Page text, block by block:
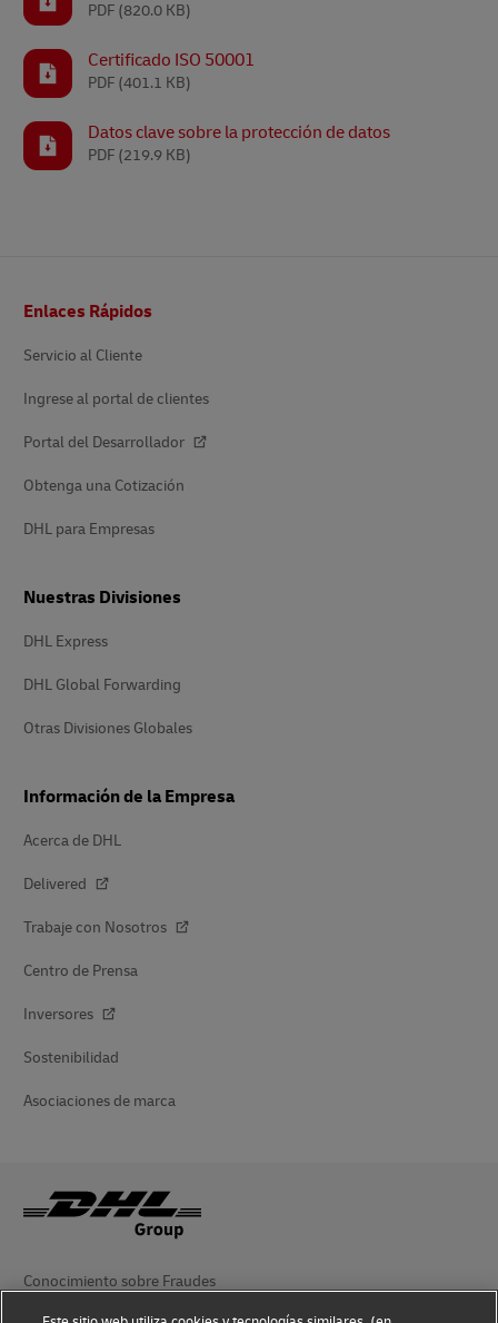
PDF (820.0 KB)
Certificado ISO 50001
PDF (401.1 KB)
Datos clave sobre la protección de datos
PDF (219.9 KB)
de
Enlaces Rápidos
Servicio al Cliente
Ingrese al portal de clientes
Portal del Desarrollador
Obtenga una Cotización
DHL para Empresas
Nuestras Divisiones
DHL Express
DHL Global Forwarding
Otras Divisiones Globales
Información de la Empresa
Acerca de DHL
Delivered
Trabaje con Nosotros
Centro de Prensa
Inversores
Sostenibilidad
Asociaciones de marca
Conocimiento sobre Fraudes